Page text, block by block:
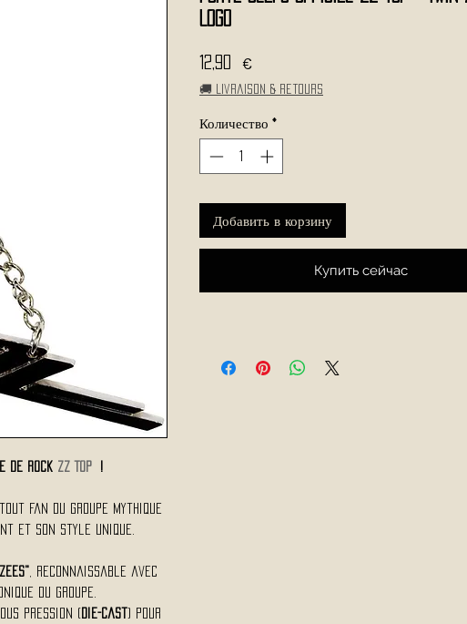
de rock ZZ TOP
fan du groupe mythique
et son style unique.
, reconnaissable avec
du groupe.
pression ( die-cast
) pour
Logo
12,90 €
🚚 Livraison & retours
Количество *
Добавить в корзину
Купить сейчас